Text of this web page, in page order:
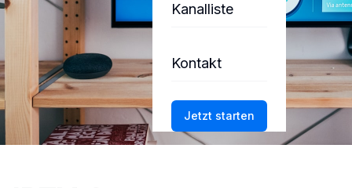
Kanalliste
Kontakt
Jetzt starten